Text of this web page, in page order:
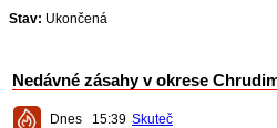
Stav: Ukončená
Nedávné zásahy v okrese
Dnes 15:39 Skuteč